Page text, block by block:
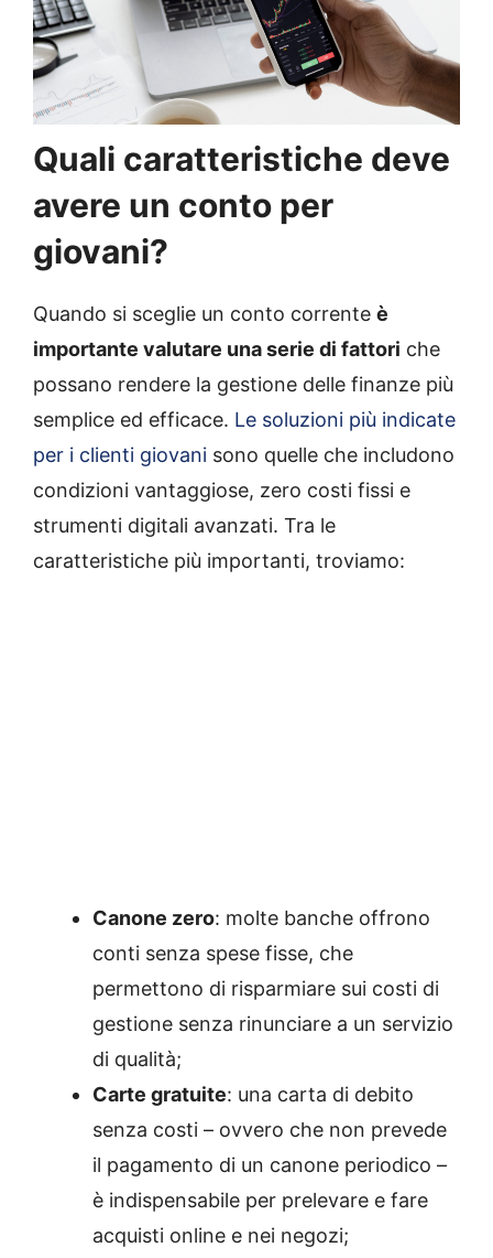
Quali caratteristiche deve
avere un conto per
giovani?
Quando si sceglie un conto corrente è
importante valutare una serie di fattori che
possano rendere la gestione delle finanze più
semplice ed efficace. Le soluzioni più indicate
per i clienti giovani sono quelle che includono
condizioni vantaggiose, zero costi fissi e
strumenti digitali avanzati. Tra le
caratteristiche più importanti, troviamo:
Canone zero: molte banche offrono
conti senza spese fisse, che
permettono di risparmiare sui costi di
gestione senza rinunciare a un servizio
di qualità;
Carte gratuite: una carta di debito
senza costi – ovvero che non prevede
il pagamento di un canone periodico –
è indispensabile per prelevare e fare
acquisti online e nei negozi;